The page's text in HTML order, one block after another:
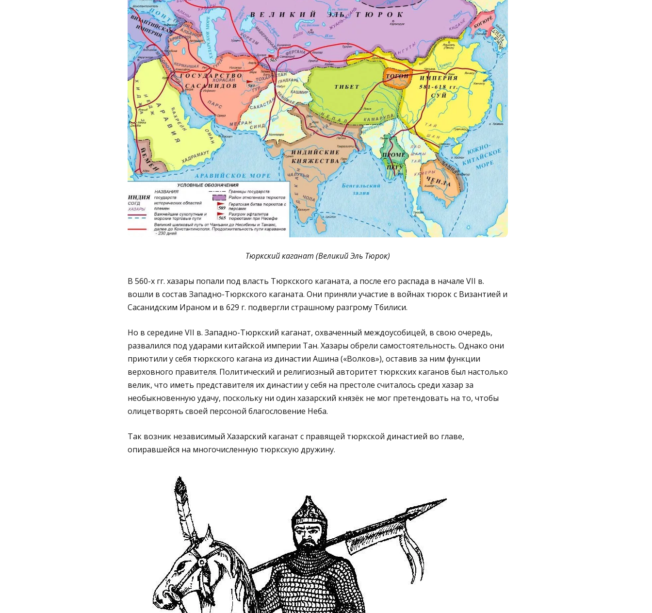
Тюркский каганат (Великий Эль Тюрок)
В 560-х гг. хазары попали под власть Тюркского каганата, а после его распада в начале VII в.
вошли в состав Западно-Тюркского каганата. Они приняли участие в войнах тюрок с Византией и
Сасанидским Ираном и в 629 г. подвергли страшному разгрому Тбилиси.
Но в середине VII в. Западно-Тюркский каганат, охваченный междоусобицей, в свою очередь,
развалился под ударами китайской империи Тан. Хазары обрели самостоятельность. Однако они
приютили у себя тюркского кагана из династии Ашина («Волков»), оставив за ним функции
верховного правителя. Политический и религиозный авторитет тюркских каганов был настолько
велик, что иметь представителя их династии у себя на престоле считалось среди хазар за
необыкновенную удачу, поскольку ни один хазарский князёк не мог претендовать на то, чтобы
олицетворять своей персоной благословение Неба.
Так возник независимый Хазарский каганат с правящей тюркской династией во главе,
опиравшейся на многочисленную тюркскую дружину.